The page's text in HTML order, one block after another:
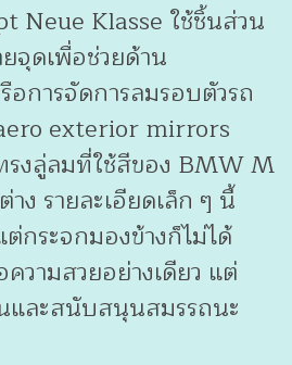
Neue Klasse ใช้ชิ้นส่วน
จุดเพื่อช่วยด้าน
การจัดการลมรอบตัวรถ
exterior mirrors
รงลู่ลมที่ใช้สีของ BMW M
ง รายละเอียดเล็ก ๆ นี้
กระจกมองข้างก็ไม่ได้
วามสวยอย่างเดียว แต่
และสนับสนุนสมรรถนะ